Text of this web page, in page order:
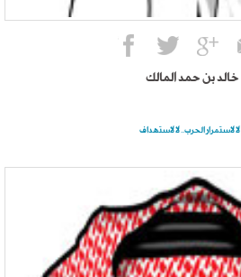
خالد بن حمد المالك
لا لاستمرار الحرب.. لا لاستهداف